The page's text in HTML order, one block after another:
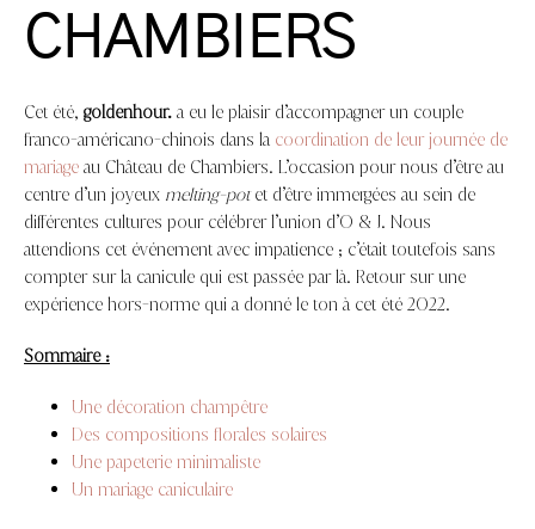
CHAMBIERS
Cet été, goldenhour. a eu le plaisir d’accompagner un couple
franco-américano-chinois dans la coordination de leur journée de
mariage au Château de Chambiers. L’occasion pour nous d’être au
centre d’un joyeux melting-potet d’être immergées au sein de
différentes cultures pour célébrer l’union d’O & J. Nous
attendions cet événement avec impatience ; c’était toutefois sans
compter sur la canicule qui est passée par là. Retour sur une
expérience hors-norme qui a donné le ton à cet été 2022.
Sommaire :
Une décoration champêtre
Des compositions florales solaires
Une papeterie minimaliste
Un mariage caniculaire